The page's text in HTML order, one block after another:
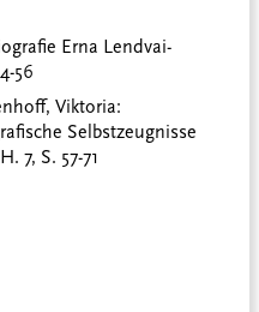
Erna Lendvai-
56
Viktoria:
Selbstzeugnisse
7, S. 57-71